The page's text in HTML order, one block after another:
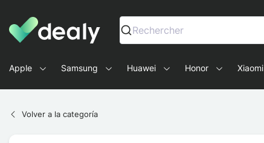
Dealy - Fundas y accesorios para smartphones y tablets
Rechercher
Apple Samsung Huawei Honor Xiaomi
Volver a la categoría